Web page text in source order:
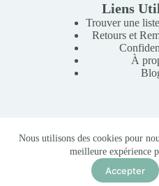
Nous utilisons des cookies pour
meilleure expérience
Accepter
Liens
Trouver une
Retours et
À
Copyright © 2026 Mille Lunes -
-Conditions
Babyphone LeapFrog LF925HD 360° avec Wifi et Moniteur
MAD
En stock (peut être